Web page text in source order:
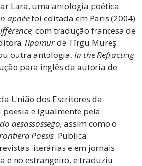
Lara, uma antologia poética
apnéefoi editada em Paris (2004)
, com tradução francesa de
Tipomurde Tîrgu Mureş
outra antologia, In the Refracting
para inglês da autoria de
União dos Escritores da
e igualmente pela
desassossego, assim como o
Poesis. Publica
literárias e em jornais
e no estrangeiro, e traduziu